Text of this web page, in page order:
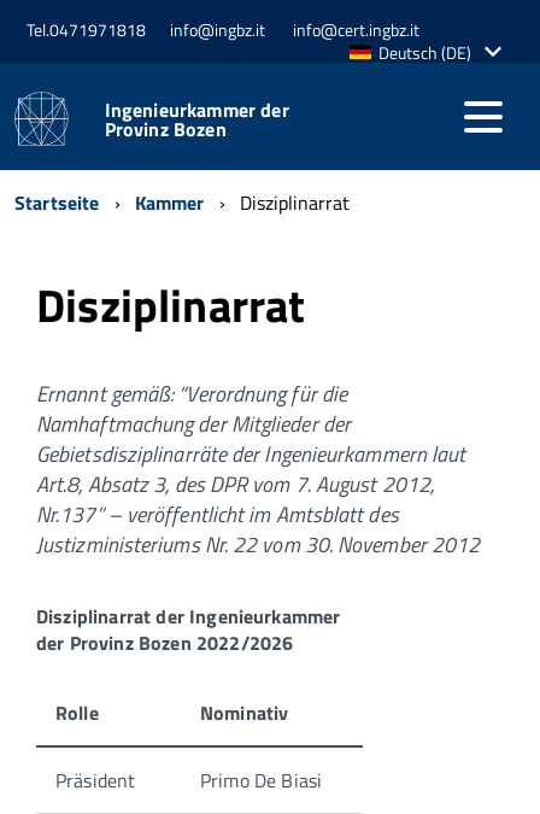
Tel.0471971818 info@ingbz.it
info@cert.ingbz.it
AktiveDeutsch (DE)
Ingenieurkammer der
Provinz Bozen
Startseite Kammer Disziplinarrat
Disziplinarrat
Ernannt gemäß: “Verordnung für die
Namhaftmachung der Mitglieder der
Gebietsdisziplinarräte der Ingenieurkammern laut
Art.8, Absatz 3, des DPR vom 7. August 2012,
Nr.137” – veröffentlicht im Amtsblatt des
Justizministeriums Nr. 22 vom 30. November 2012
Disziplinarrat der Ingenieurkammer
der Provinz Bozen 2022/2026
Rolle Nominativ
Präsident Primo De Biasi